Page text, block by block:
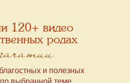
120+ видео
родах